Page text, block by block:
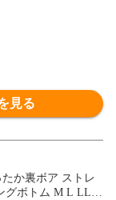
毛パン 裏シャギ
見る
か裏ボア ストレ
グボトム M L LL 3